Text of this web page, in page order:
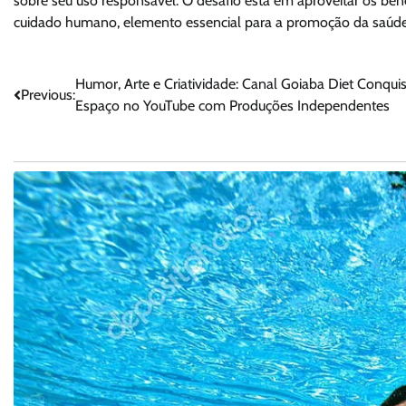
cuidado humano, elemento essencial para a promoção da
Navegação
Previous:
Humor, Arte e Criatividade: Canal Goiaba Diet
Espaço no YouTube com Produções Independentes